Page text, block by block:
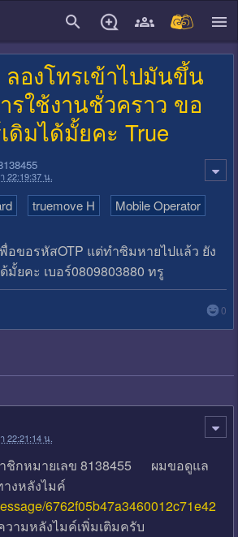
องโทรเข้าไปมันขึ้น
รใช้งานชั่วคราว ขอ
ดิมได้มั้ยคะ True
22:19:37 น.
truemove H Mobile Operator
พื่อขอรหัสOTP แต่ทำซิมหายไปแล้ว ยัง
ยคะ เบอร์0809803880 ทรู
0
22:21:14 น.
กหมายเลข 8138455 ผมขอดูแล
งหลังไมค์
6762f05b47a3460012c71e42
ามหลังไมค์เพิ่มเติมครับ
close